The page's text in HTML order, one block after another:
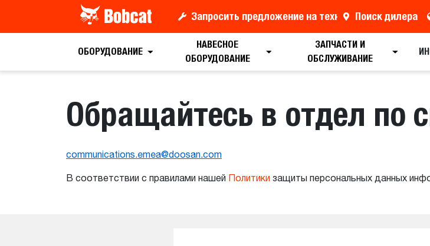
Запросить предложение на технику Поиск дилера
ОБОРУДОВАНИЕ
НАВЕСНОЕ
ОБОРУДОВАНИЕ
ЗАПЧАСТИ И
ОБСЛУЖИВАНИЕ
Обращайтесь в отдел по
communications.emea@doosan.com
В соответствии с правилами нашей Политики защиты персональных данных